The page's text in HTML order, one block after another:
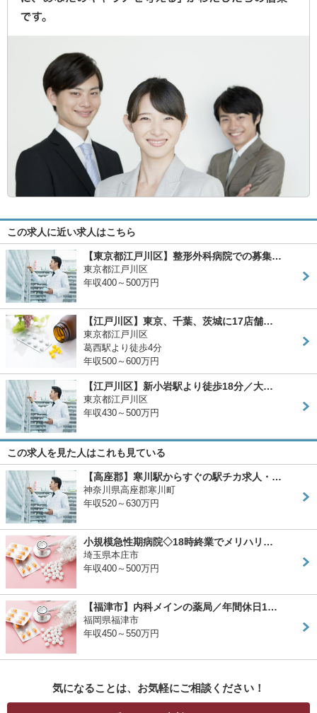
この求人に近い求人はこちら
【東京都江戸川区】整形外科病院での募集…
東京都江戸川区
年収400～500万円
【江戸川区】東京、千葉、茨城に17店舗…
東京都江戸川区
葛西駅より徒歩4分
年収500～600万円
【江戸川区】新小岩駅より徒歩18分／大…
東京都江戸川区
年収430～500万円
この求人を見た人はこれも見ている
【高座郡】寒川駅からすぐの駅チカ求人・…
神奈川県高座郡寒川町
年収520～630万円
小規模急性期病院◇18時終業でメリハリ…
埼玉県本庄市
年収400～500万円
【福津市】内科メインの薬局／年間休日1…
福岡県福津市
年収450～550万円
気になることは、お気軽にご相談ください！